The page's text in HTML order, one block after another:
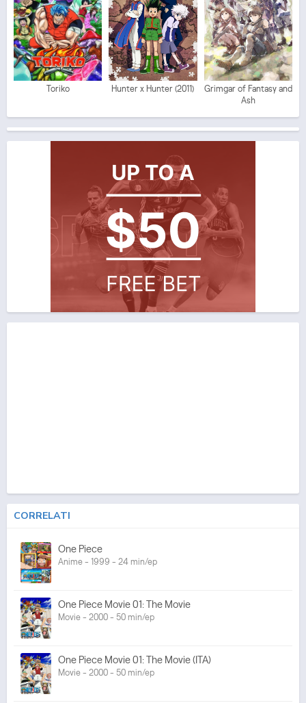
Toriko Hunter x Hunter (2011)
Grimgar of Fantasy and
Ash
CORRELATI
One Piece
Anime - 1999 - 24 min/ep
One Piece Movie 01: The Movie
Movie - 2000 - 50 min/ep
One Piece Movie 01: The Movie (ITA)
Movie - 2000 - 50 min/ep